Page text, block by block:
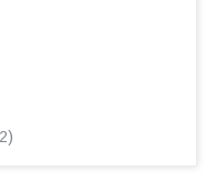
2